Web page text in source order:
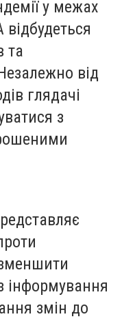
у межах
та
від
глядачі
з
зменшити
інформування
змін до